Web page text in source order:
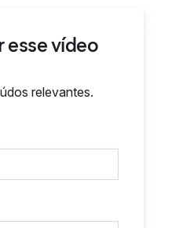
esse vídeo
relevantes.